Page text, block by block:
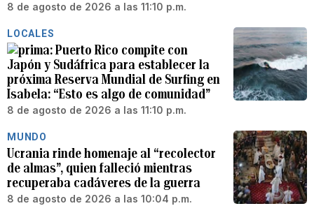
8 de agosto de 2026 a las 11:10 p.m.
LOCALES
Puerto Rico compite con
Japón y Sudáfrica para establecer la
próxima Reserva Mundial de Surfing en
Isabela: “Esto es algo de comunidad”
8 de agosto de 2026 a las 11:10 p.m.
MUNDO
Ucrania rinde homenaje al “recolector
de almas”, quien falleció mientras
recuperaba cadáveres de la guerra
8 de agosto de 2026 a las 10:04 p.m.